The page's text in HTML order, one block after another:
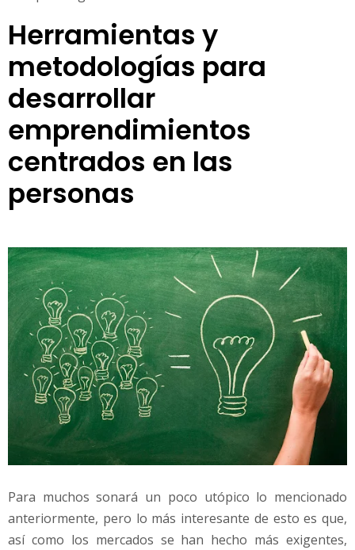
Herramientas y
metodologías para
desarrollar
emprendimientos
centrados en las
personas
Para muchos sonará un poco utópico lo mencionado
anteriormente, pero lo más interesante de esto es que,
así como los mercados se han hecho más exigentes,